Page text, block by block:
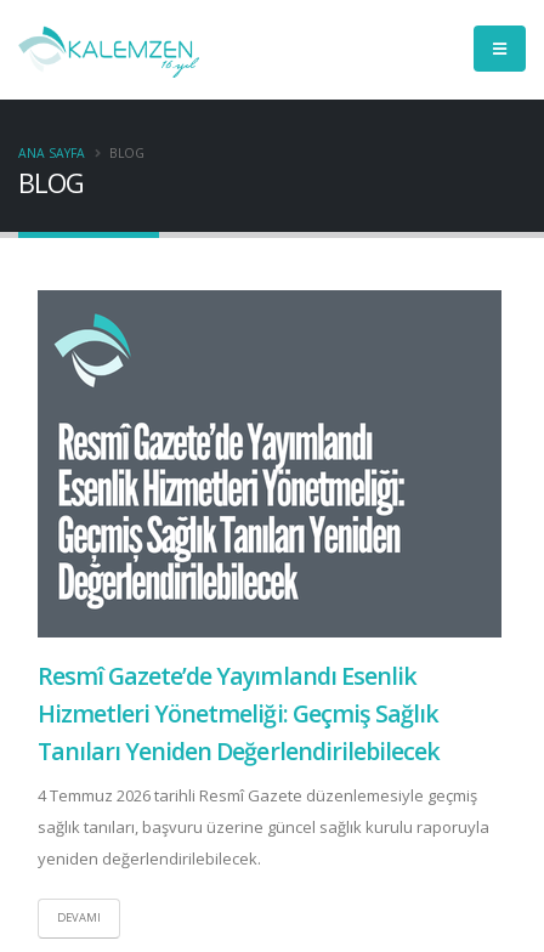
BLOG
ANA SAYFA BLOG
Resmî Gazete’de Yayımlandı Esenlik
Hizmetleri Yönetmeliği: Geçmiş Sağlık
Tanıları Yeniden Değerlendirilebilecek
4 Temmuz 2026 tarihli Resmî Gazete düzenlemesiyle geçmiş
sağlık tanıları, başvuru üzerine güncel sağlık kurulu raporuyla
yeniden değerlendirilebilecek.
DEVAMI